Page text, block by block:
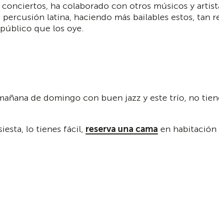
ha colaborado con otros músicos y
latina, haciendo más bailables estos, tan
que los oye.
de domingo con buen jazz y este trío, no
lo tienes fácil, reserva una cama en habitación